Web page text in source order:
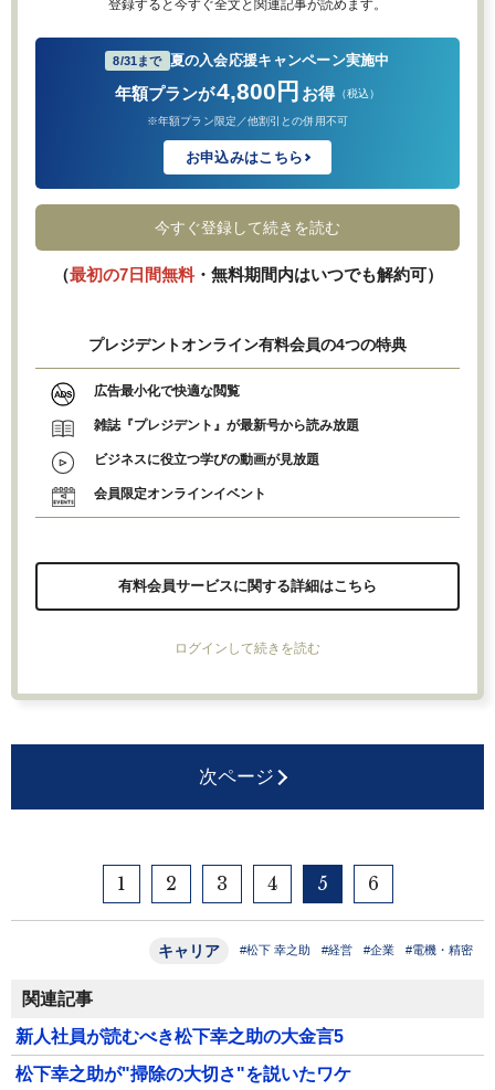
登録すると今すぐ全文と関連記事が読めます。
8/31まで 夏の入会応援キャンペーン実施中
年額プランが4,800円 お得 （税込）
※年額プラン限定／他割引との併用不可
お申込みはこちら
今すぐ登録して続きを読む
（最初の7日間無料・無料期間内はいつでも解約可）
プレジデントオンライン有料会員の4つの特典
広告最小化で快適な閲覧
雑誌『プレジデント』が最新号から読み放題
ビジネスに役立つ学びの動画が見放題
会員限定オンラインイベント
有料会員サービスに関する詳細はこちら
ログインして続きを読む
次ページ
1 2 3 4 5 6
キャリア #松下 幸之助 #経営 #企業 #電機・精密
関連記事
新人社員が読むべき松下幸之助の大金言5
松下幸之助が"掃除の大切さ"を説いたワケ